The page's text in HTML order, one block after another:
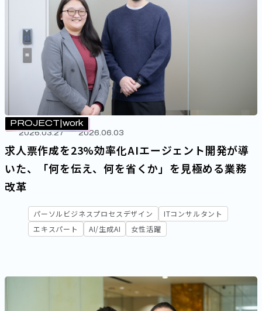
PROJECT work
2026.03.27 2026.06.03
求人票作成を23%効率化――AIエージェント開発が導
いた、「何を伝え、何を省くか」を見極める業務
改革
パーソルビジネスプロセスデザイン
ITコンサルタント
エキスパート
AI/生成AI 女性活躍